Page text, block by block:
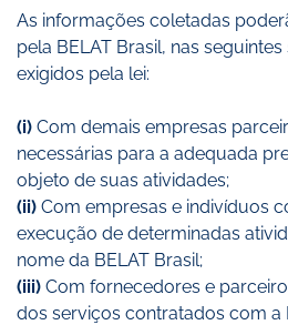
As informações coletadas
pela BELAT Brasil, nas
exigidos pela lei:
(i) Com demais empresas
necessárias para a adequada
objeto de suas atividades;
(ii) Com empresas e indivíduos
execução de determinadas
nome da BELAT Brasil;
(iii) Com fornecedores e
dos serviços contratados com a